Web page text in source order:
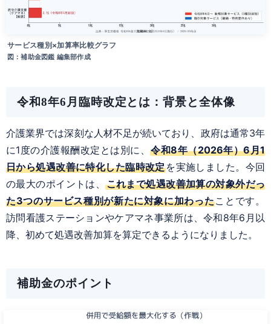
サービス種別×加算率比較グラフ
図：補助金図鑑 編集部作成
令和8年6月臨時改定とは：背景と全体像
介護業界では深刻な人材不足が続いており、政府は通常3年
に1度の介護報酬改定とは別に、令和8年（2026年）6月1
日から処遇改善に特化した臨時改定を実施しました。今回
の最大のポイントは、これまで処遇改善加算の対象外だっ
た3つのサービス種別が新たに対象に加わったことです。
訪問看護ステーションやケアマネ事業所は、令和8年6月以
降、初めて処遇改善加算を算定できるようになりました。
補助金のポイント